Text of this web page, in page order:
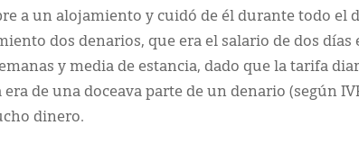
a un alojamiento y cuidó de él durante todo el
dos denarios, que era el salario de dos días
y media de estancia, dado que la tarifa
era de una doceava parte de un denario (según
dinero.